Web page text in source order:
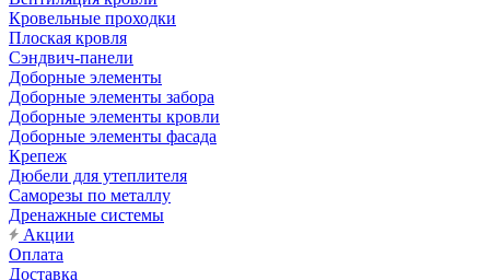
Кровельные проходки
Плоская кровля
Сэндвич-панели
Доборные элементы
Доборные элементы забора
Доборные элементы кровли
Доборные элементы фасада
Крепеж
Дюбели для утеплителя
Саморезы по металлу
Дренажные системы
Акции
Оплата
Доставка